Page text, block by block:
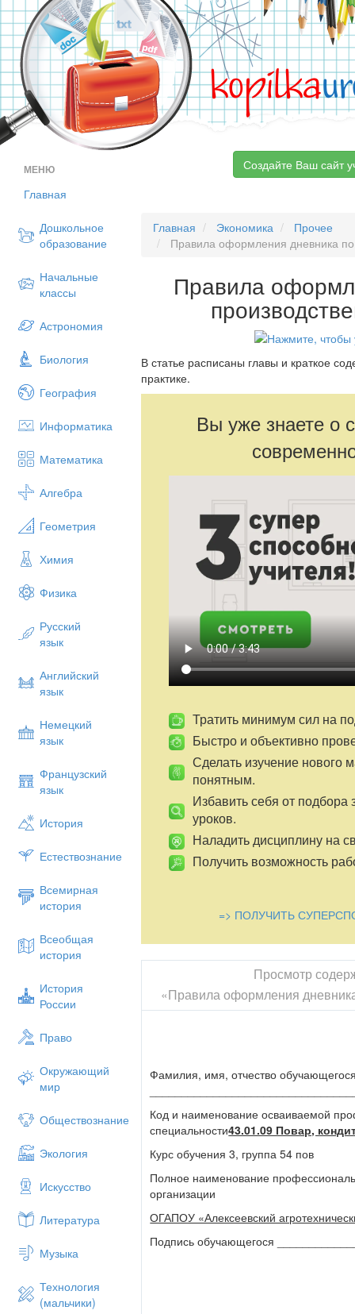
kopilka
МЕНЮ
Главная
Дошкольное
образование
Начальные
классы
Астрономия
Биология
География
Информатика
Математика
Алгебра
Геометрия
Химия
Физика
Русский
язык
Английский
язык
Немецкий
язык
Французский
язык
История
Естествознание
Всемирная
история
Всеобщая
история
История
России
Право
Окружающий
мир
Обществознание
Экология
Искусство
Литература
Музыка
Технология
(мальчики)
Создайте Ваш сайт
Главная Экономика
Прочее
Правила оформления дневника по
Правила
В статье расписаны главы и краткое
практике.
Вы уже знаете о
Тратить минимум сил на
Быстро и объективно
Сделать изучение нового
понятным.
Избавить себя от подбора
уроков.
Наладить дисциплину на
Получить возможность
=> ПОЛУЧИТЬ
Просмотр
«Правила оформления
Фамилия, имя, отчество
Код и наименование осваиваемой
специальности43.01.09 Повар,
Курс обучения 3, группа 54 пов
Полное наименование
организации
ОГАПОУ «Алексеевский
Подпись обучающегося